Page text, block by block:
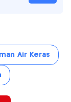
Air Keras